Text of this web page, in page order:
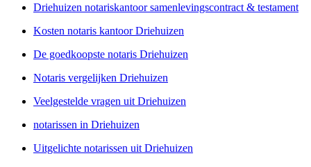
Driehuizen notariskantoor samenlevingscontract & testament
Kosten notaris kantoor Driehuizen
De goedkoopste notaris Driehuizen
Notaris vergelijken Driehuizen
Veelgestelde vragen uit Driehuizen
notarissen in Driehuizen
Uitgelichte notarissen uit Driehuizen